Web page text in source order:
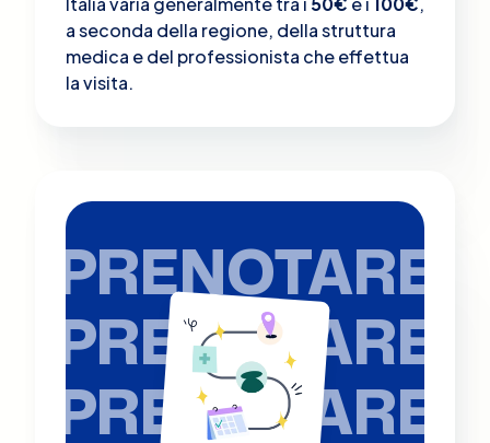
a seconda della regione, della struttura
medica e del professionista che effettua
la visita.
PRENOTARE
PRENOTARE
PRENOTARE